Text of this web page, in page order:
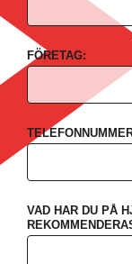
FÖRETAG:
VAD HAR DU PÅ